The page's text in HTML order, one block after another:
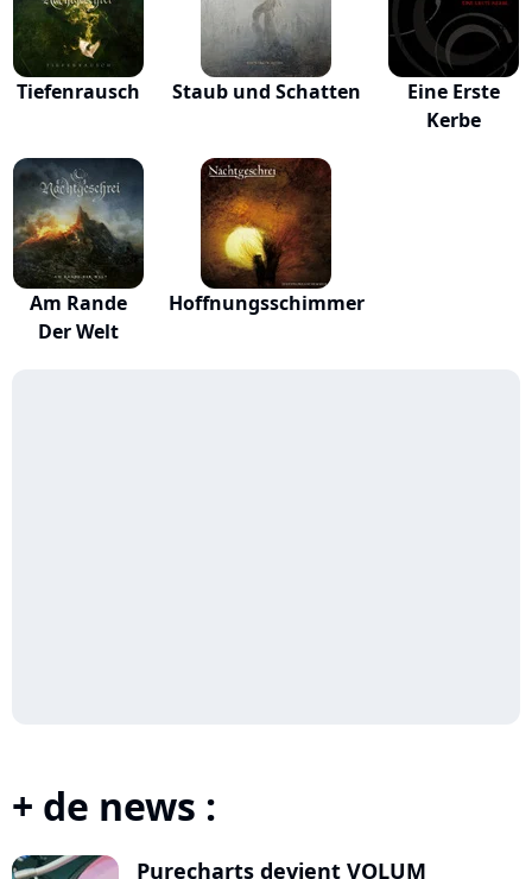
Tiefenrausch Staub und Schatten
Eine Erste
Kerbe
Am Rande
Der Welt
Hoffnungsschimmer
+ de news :
Purecharts devient VOLUM